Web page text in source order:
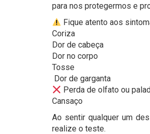
para nos protegermos e
Fique atento aos
Coriza
Dor de cabeça
Dor no corpo
Tosse
️ Dor de garganta
Perda de olfato ou
Cansaço
Ao sentir qualquer um
realize o teste.